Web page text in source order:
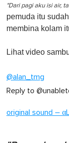
"Dari pagi aku isi air,
pemuda itu
membina kolam
Lihat video
@alan_tmg
Reply to
original sound –